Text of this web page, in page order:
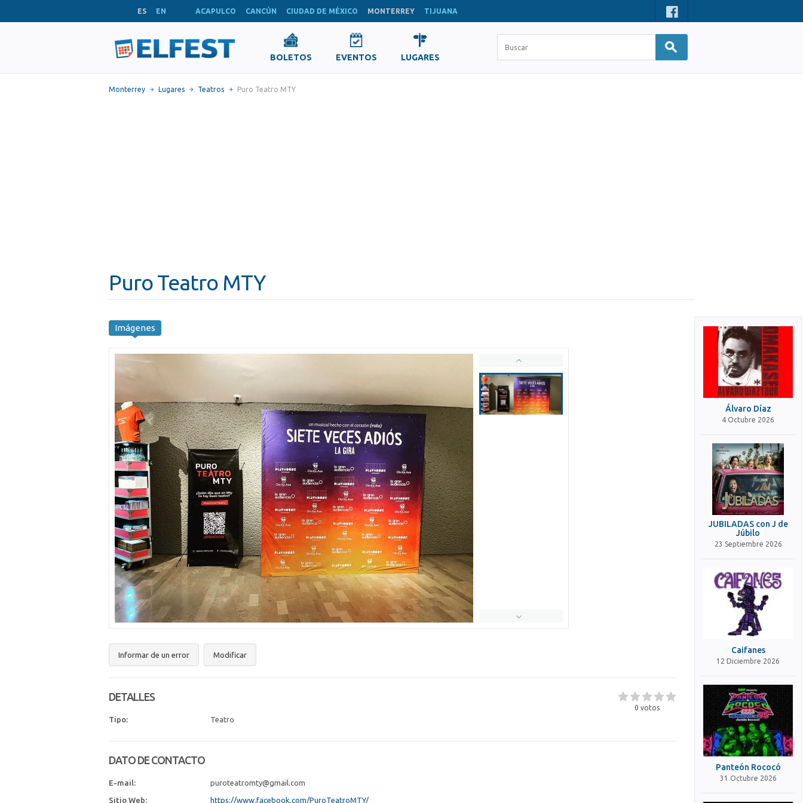
ES EN ACAPULCO CANCÚN CIUDAD DE MÉXICO MONTERREY TIJUANA
BOLETOS EVENTOS LUGARES
Monterrey Lugares Teatros Puro Teatro MTY
Puro Teatro MTY
Imágenes
Informar de un error Modificar
0 votos
DETALLES
Tipo: Teatro
DATO DE CONTACTO
E-mail: puroteatromty@gmail.com
Sitio Web: https://www.facebook.com/PuroTeatroMTY/
Álvaro Díaz
4 Octubre 2026
JUBILADAS con J de
Júbilo
23 Septiembre 2026
Caifanes
12 Diciembre 2026
Panteón Rococó
31 Octubre 2026